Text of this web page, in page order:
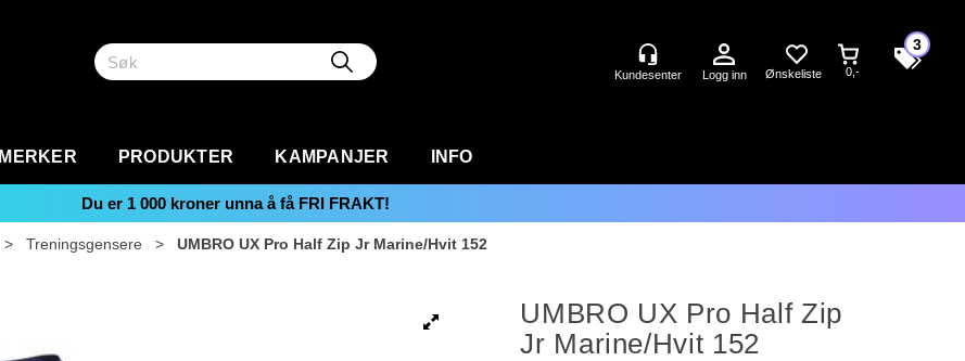
Logg inn 0,-
3
MERKER PRODUKTER KAMPANJER INFO
Du er 1 000 kroner unna å få FRI FRAKT!
> Treningsgensere > UMBRO UX Pro Half Zip Jr Marine/Hvit 152
UMBRO UX Pro Half Zip
Jr Marine/Hvit 152